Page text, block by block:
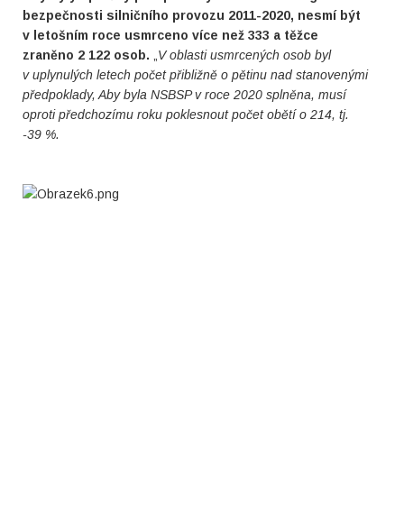
bezpečnosti silničního provozu 2011-2020, nesmí být
v letošním roce usmrceno více než 333 a těžce
zraněno 2 122 osob.
V oblasti usmrcených osob byl
v uplynulých letech počet přibližně o pětinu nad stanovenými
předpoklady, Aby byla NSBSP v roce 2020 splněna, musí
oproti předchozímu roku poklesnout počet obětí o 214, tj.
-39 %.